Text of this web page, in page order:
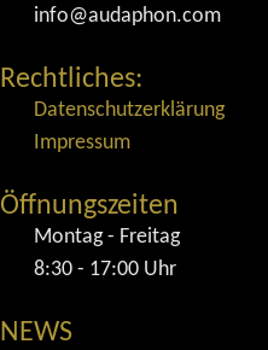
info@audaphon.com
Rechtliches:
Datenschutzerklärung
Impressum
Öffnungszeiten
Montag - Freitag
8:30 - 17:00 Uhr
NEWS